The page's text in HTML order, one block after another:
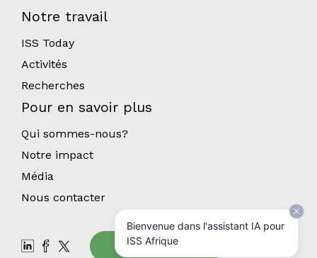
Notre travail
ISS Today
Activités
Recherches
Pour en savoir plus
Qui sommes-nous?
Notre impact
Média
Nous contacter
Abonnez-vous
Bienvenue dans l'assistant IA pour
ISS Afrique